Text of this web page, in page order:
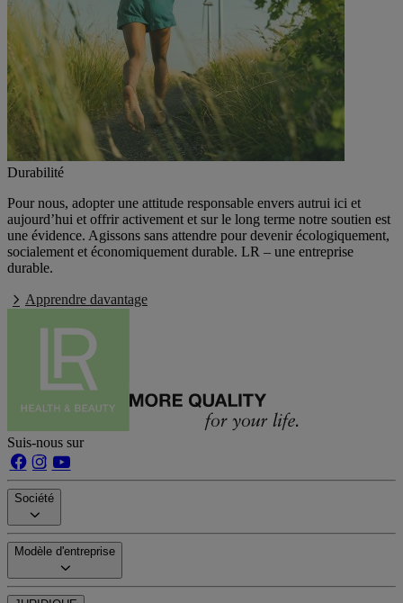
Durabilité
Pour nous, adopter une attitude responsable envers autrui ici et
aujourd’hui et offrir activement et sur le long terme notre soutien est
une évidence. Agissons sans attendre pour devenir écologiquement,
socialement et économiquement durable. LR – une entreprise
durable.
Apprendre davantage
Suis-nous sur
Société
Modèle d'entreprise